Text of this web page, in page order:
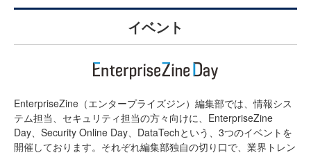
イベント
EnterpriseZine（エンタープライズジン）編集部では、情報シス
テム担当、セキュリティ担当の方々向けに、EnterpriseZine
Day、Security Online Day、DataTechという、3つのイベントを
開催しております。それぞれ編集部独自の切り口で、業界トレン